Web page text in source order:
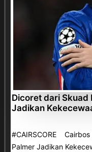
Dicoret dari Skuad
Jadikan
#CAIRSCORE Cairbos
Palmer Jadikan